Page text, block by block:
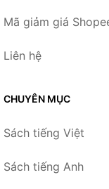
Mã giảm giá
Liên hệ
CHUYÊN MỤC
Sách tiếng Việt
Sách tiếng Anh